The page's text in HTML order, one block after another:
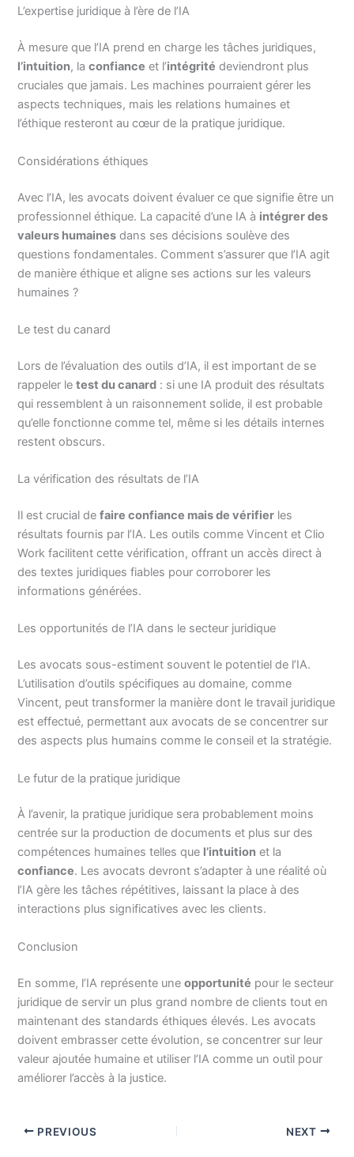
L’expertise juridique à l’ère de l’IA
À mesure que l’IA prend en charge les tâches juridiques,
l’intuition, laconfiance et l’intégrité deviendront plus
cruciales que jamais. Les machines pourraient gérer les
aspects techniques, mais les relations humaines et
l’éthique resteront au cœur de la pratique juridique.
Considérations éthiques
Avec l’IA, les avocats doivent évaluer ce que signifie être un
professionnel éthique. La capacité d’une IA à intégrer des
valeurs humaines dans ses décisions soulève des
questions fondamentales. Comment s’assurer que l’IA agit
de manière éthique et aligne ses actions sur les valeurs
humaines ?
Le test du canard
Lors de l’évaluation des outils d’IA, il est important de se
rappeler letest du canard : si une IA produit des résultats
qui ressemblent à un raisonnement solide, il est probable
qu’elle fonctionne comme tel, même si les détails internes
restent obscurs.
La vérification des résultats de l’IA
Il est crucial defaire confiance mais de vérifier les
résultats fournis par l’IA. Les outils comme Vincent et Clio
Work facilitent cette vérification, offrant un accès direct à
des textes juridiques fiables pour corroborer les
informations générées.
Les opportunités de l’IA dans le secteur juridique
Les avocats sous-estiment souvent le potentiel de l’IA.
L’utilisation d’outils spécifiques au domaine, comme
Vincent, peut transformer la manière dont le travail juridique
est effectué, permettant aux avocats de se concentrer sur
des aspects plus humains comme le conseil et la stratégie.
Le futur de la pratique juridique
À l’avenir, la pratique juridique sera probablement moins
centrée sur la production de documents et plus sur des
compétences humaines telles que l’intuition et la
confiance. Les avocats devront s’adapter à une réalité où
l’IA gère les tâches répétitives, laissant la place à des
interactions plus significatives avec les clients.
Conclusion
En somme, l’IA représente uneopportunité pour le secteur
juridique de servir un plus grand nombre de clients tout en
maintenant des standards éthiques élevés. Les avocats
doivent embrasser cette évolution, se concentrer sur leur
valeur ajoutée humaine et utiliser l’IA comme un outil pour
améliorer l’accès à la justice.
PREVIOUS NEXT